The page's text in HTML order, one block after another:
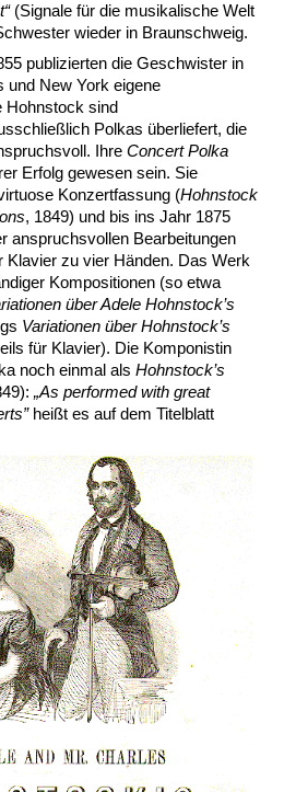
(Signale für die musikalische Welt
wieder in Braunschweig.
publizierten die Geschwister in
und New York eigene
Hohnstock sind
Polkas überliefert, die
Ihre Concert Polka
Erfolg gewesen sein. Sie
Konzertfassung (Hohnstock
, 1849) und bis ins Jahr 1875
anspruchsvollen Bearbeitungen
Klavier zu vier Händen. Das Werk
Kompositionen (so etwa
über Adele Hohnstock’s
Variationen über Hohnstock’s
für Klavier). Die Komponistin
noch einmal als Hohnstock’s
„As performed with great
heißt es auf dem Titelblatt